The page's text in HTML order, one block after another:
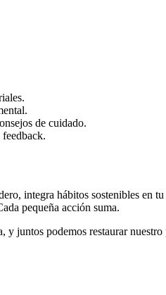
de cuidado.
integra hábitos sostenibles en
pequeña acción suma.
y juntos podemos restaurar nuestro